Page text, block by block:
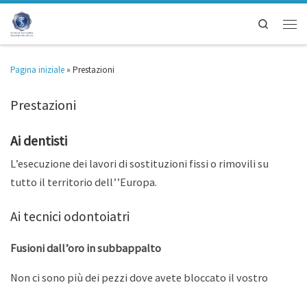
Search
Pagina iniziale » Prestazioni
Prestazioni
Ai dentisti
L’esecuzione dei lavori di sostituzioni fissi o rimovili su
tutto il territorio dell’’Europa.
Ai tecnici odontoiatri
Fusioni dall’oro in subbappalto
Non ci sono più dei pezzi dove avete bloccato il vostro